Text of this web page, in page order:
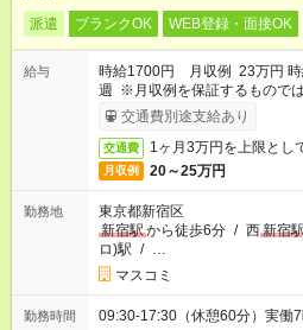
派遣 ブランクOK WEB登録・面接OK
給与
時給1700円 月収例 23万円
週 ※月収例を保証するもので
ービス利用可（利用条件有）
交通費別途支給あり
交通費 1ヶ月3万円を上限とし
月収例 20～25万円
勤務地
東京都新宿区
新宿駅から徒歩6分 / 西新宿
ロ)駅 / …
マスコミ
勤務時間 09:30-17:30（休憩60分）実働7